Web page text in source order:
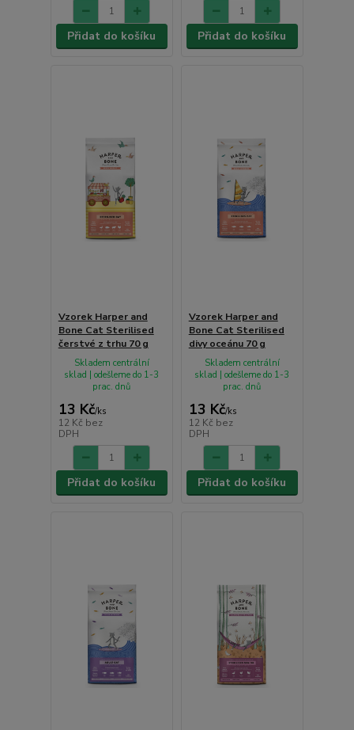
Přidat do košíku Přidat do košíku
Vzorek Harper and
Bone Cat Sterilised
čerstvé z trhu 70 g
13 Kč/ks
12 Kč bez
DPH
Skladem centrální
sklad | odešleme do 1-3
prac. dnů
Přidat do košíku
Vzorek Harper and
Bone Cat Sterilised
divy oceánu 70 g
13 Kč/ks
12 Kč bez
DPH
Skladem centrální
sklad | odešleme do 1-3
prac. dnů
Přidat do košíku